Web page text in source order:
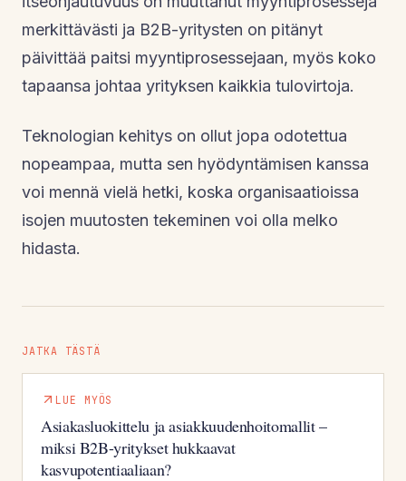
merkittävästi ja B2B-yritysten on pitänyt
päivittää paitsi myyntiprosessejaan, myös koko
tapaansa johtaa yrityksen kaikkia tulovirtoja.
Teknologian kehitys on ollut jopa odotettua
nopeampaa, mutta sen hyödyntämisen kanssa
voi mennä vielä hetki, koska organisaatioissa
isojen muutosten tekeminen voi olla melko
hidasta.
JATKA TÄSTÄ
LUE MYÖS
Asiakasluokittelu ja asiakkuudenhoitomallit –
miksi B2B-yritykset hukkaavat
kasvupotentiaaliaan?